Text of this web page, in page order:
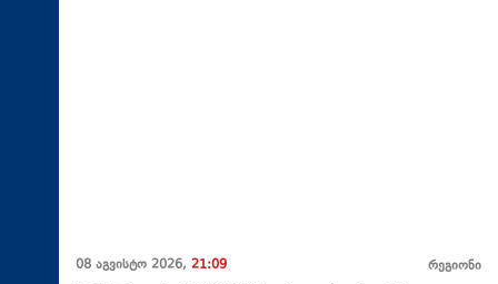
08 აგვისტო 2026, 21:09 რეგიონი